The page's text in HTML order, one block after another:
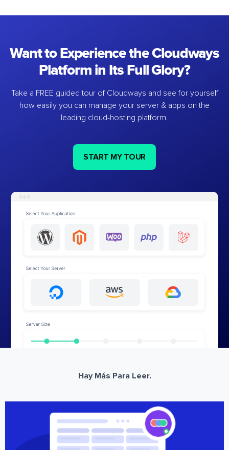
Want to Experience the Cloudways
Platform in Its Full Glory?
Take a FREE guided tour of Cloudways and see for yourself
how easily you can manage your server & apps on the
leading cloud-hosting platform.
START MY TOUR
Hay Más Para Leer.